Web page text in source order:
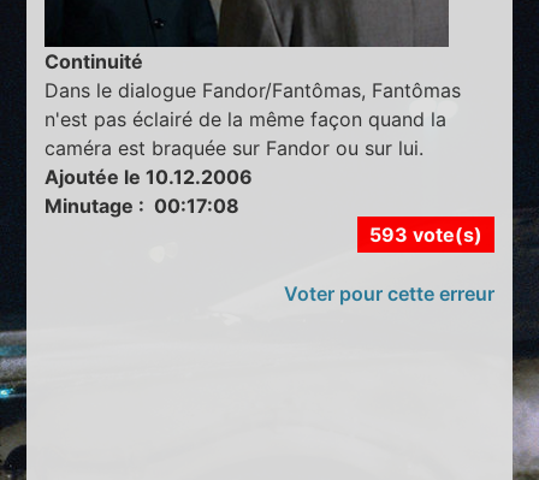
Continuité
Dans le dialogue Fandor/Fantômas, Fantômas
n'est pas éclairé de la même façon quand la
caméra est braquée sur Fandor ou sur lui.
Ajoutée le 10.12.2006
Minutage : 00:17:08
593 vote(s)
Voter pour cette erreur